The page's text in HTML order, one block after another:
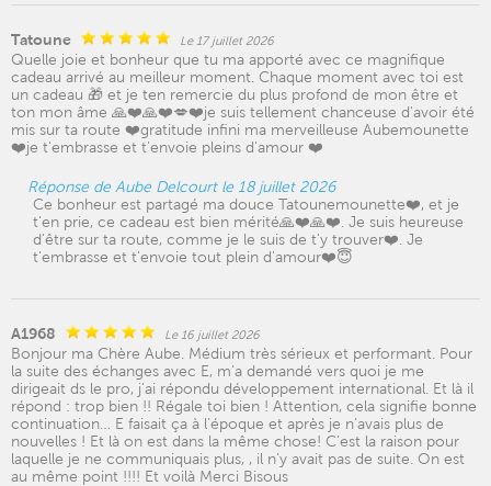
Tatoune Le 17 juillet 2026
Quelle joie et bonheur que tu ma apporté avec ce magnifique
cadeau arrivé au meilleur moment. Chaque moment avec toi est
un cadeau 🎁 et je ten remercie du plus profond de mon être et
ton mon âme 🙏❤️🙏❤️💋❤️je suis tellement chanceuse d'avoir été
mis sur ta route ❤️gratitude infini ma merveilleuse Aubemounette
❤️je t'embrasse et t'envoie pleins d'amour ❤️
Réponse de Aube Delcourt le 18 juillet 2026
Ce bonheur est partagé ma douce Tatounemounette❤️, et je
t'en prie, ce cadeau est bien mérité🙏❤️🙏❤️. Je suis heureuse
d'être sur ta route, comme je le suis de t'y trouver❤️. Je
t'embrasse et t'envoie tout plein d'amour❤️😇
A1968 Le 16 juillet 2026
Bonjour ma Chère Aube. Médium très sérieux et performant. Pour
la suite des échanges avec E, m’a demandé vers quoi je me
dirigeait ds le pro, j’ai répondu développement international. Et là il
répond : trop bien !! Régale toi bien ! Attention, cela signifie bonne
continuation… E faisait ça à l’époque et après je n’avais plus de
nouvelles ! Et là on est dans la même chose! C’est la raison pour
laquelle je ne communiquais plus, , il n’y avait pas de suite. On est
au même point !!!! Et voilà Merci Bisous